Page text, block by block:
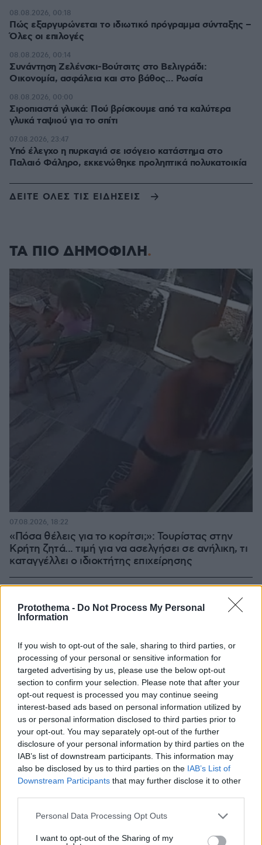
Protothema - Do Not Process My Personal
Information
If you wish to opt-out of the sale, sharing to third parties, or
processing of your personal or sensitive information for
targeted advertising by us, please use the below opt-out
section to confirm your selection. Please note that after your
opt-out request is processed you may continue seeing
interest-based ads based on personal information utilized by
us or personal information disclosed to third parties prior to
your opt-out. You may separately opt-out of the further
disclosure of your personal information by third parties on the
IAB’s list of downstream participants. This information may
also be disclosed by us to third parties on the IAB’s List of
Downstream Participants that may further disclose it to other
Please note that this website/app uses one or more Google
not limited to your visit or usage behaviour. You may click to
Personal Data Processing Opt Outs
I want to opt-out of the Sharing of my
Πώς εξαργυρώνεται το ιδιωτικό πρόγραμμα σύνταξης –
Όλες οι επιλογές
08.08.2026, 00:18
Συνάντηση Ζελένσκι-Βούτσιτς στο Βελιγράδι:
Οικονομία, ασφάλεια και στο βάθος... Ρωσία
08.08.2026, 00:14
Σιροπιαστά γλυκά: Πού βρίσκουμε από τα καλύτερα
γλυκά ταψιού για το σπίτι
08.08.2026, 00:00
Υπό έλεγχο η πυρκαγιά σε ισόγειο κατάστημα στο
Παλαιό Φάληρο, εκκενώθηκε προληπτικά πολυκατοικία
07.08.2026, 23:47
ΔΕΙΤΕ ΟΛΕΣ ΤΙΣ ΕΙΔΗΣΕΙΣ
ΤΑ ΠΙΟ ΔΗΜΟΦΙΛΗ
«Πόσα θέλεις για το κορίτσι;»: Τουρίστας στην
Κρήτη ζητά... τιμή για να ασελγήσει σε ανήλικη, τι
καταγγέλλει ο ιδιοκτήτης επιχείρησης
07.08.2026, 18:22